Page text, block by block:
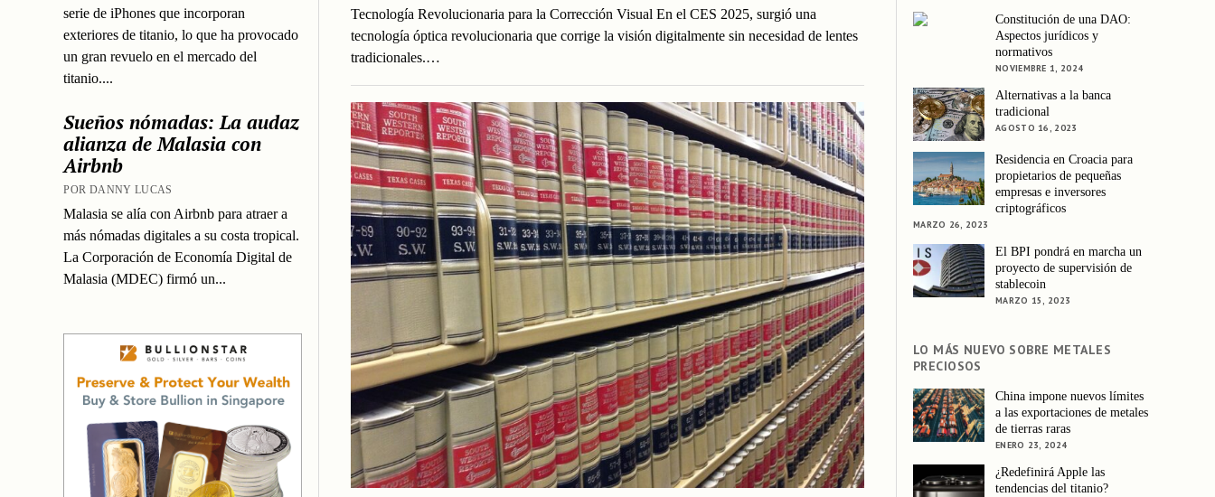
serie de iPhones que incorporan
exteriores de titanio, lo que ha provocado
un gran revuelo en el mercado del
titanio....
Sueños nómadas: La audaz
alianza de Malasia con
Airbnb
POR DANNY LUCAS
Malasia se alía con Airbnb para atraer a
más nómadas digitales a su costa tropical.
La Corporación de Economía Digital de
Malasia (MDEC) firmó un...
Tecnología Revolucionaria para la Corrección Visual En el CES 2025, surgió una
tecnología óptica revolucionaria que corrige la visión digitalmente sin necesidad de lentes
tradicionales.…
Constitución de una DAO:
Aspectos jurídicos y
normativos
NOVIEMBRE 1, 2024
Alternativas a la banca
tradicional
AGOSTO 16, 2023
Residencia en Croacia para
propietarios de pequeñas
empresas e inversores
criptográficos
MARZO 26, 2023
El BPI pondrá en marcha un
proyecto de supervisión de
stablecoin
MARZO 15, 2023
LO MÁS NUEVO SOBRE METALES
PRECIOSOS
China impone nuevos límites
a las exportaciones de metales
de tierras raras
ENERO 23, 2024
¿Redefinirá Apple las
tendencias del titanio?